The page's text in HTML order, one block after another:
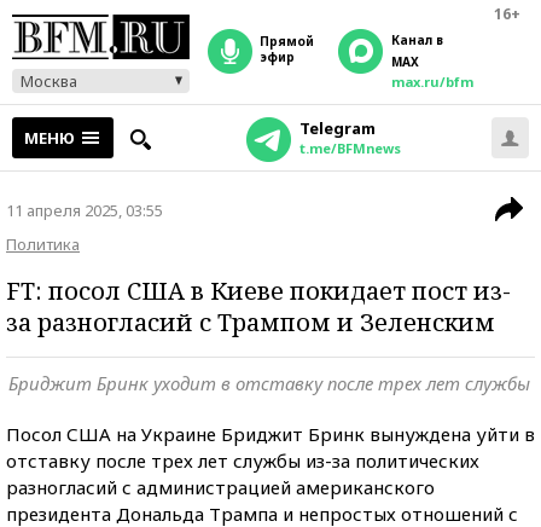
16+
Москва
прямой
эфир
Канал в
MAX
max.ru/bfm
МЕНЮ Telegram
t.me/BFMnews
11 апреля 2025, 03:55
Политика
FT: посол США в Киеве покидает пост из-
за разногласий с Трампом и Зеленским
Бриджит Бринк уходит в отставку после трех лет службы
Посол США на Украине Бриджит Бринк вынуждена уйти в
отставку после трех лет службы из-за политических
разногласий с администрацией американского
президента Дональда Трампа и непростых отношений с